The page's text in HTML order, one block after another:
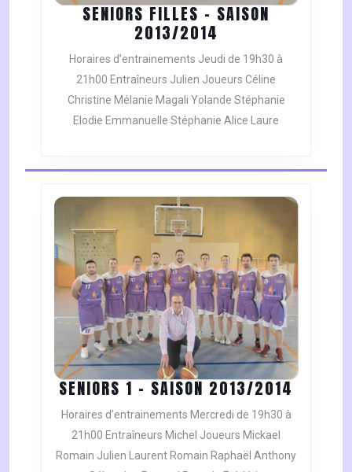
SENIORS FILLES – SAISON
2013/2014
FILLES
–
SAISON
2013/2014
Horaires d’entrainements Jeudi de 19h30 à
21h00 Entraîneurs Julien Joueurs Céline
Christine Mélanie Magali Yolande Stéphanie
Elodie Emmanuelle Stéphanie Alice Laure
SENIORS 1 – SAISON 2013/2014
2013/
Horaires d’entrainements Mercredi de 19h30 à
21h00 Entraîneurs Michel Joueurs Mickael
Romain Julien Laurent Romain Raphaël Anthony